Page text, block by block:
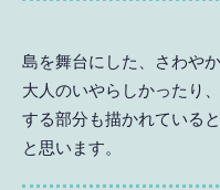
島を舞台にした、さわや
大人のいやらしかったり
する部分も描かれている
と思います。